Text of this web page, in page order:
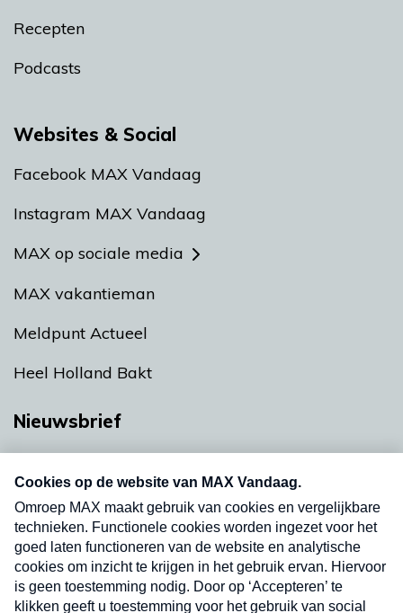
Recepten
Podcasts
Websites & Social
Facebook MAX Vandaag
Instagram MAX Vandaag
MAX op sociale media
MAX vakantieman
Meldpunt Actueel
Heel Holland Bakt
Nieuwsbrief
nieuwsbrief. Elke vrijdag- en dinsdagochtend in
uw mailbox.
Verzend